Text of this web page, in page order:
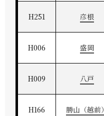
H251 彦根
H006 盛岡
H009 八戸
H166 勝山（越前）